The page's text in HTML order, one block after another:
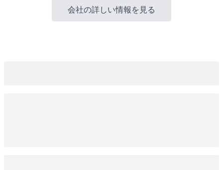
会社の詳しい情報を見る